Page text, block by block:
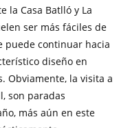
la Casa Batlló y La
ser más fáciles de
puede continuar hacia
diseño en
Obviamente, la visita a
son paradas
más aún en este